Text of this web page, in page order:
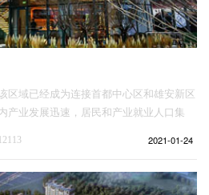
区域已经成为连接首都中心区和雄安新区
产业发展迅速，居民和产业就业人口集
载不了周边居民的需求。JERDE坚持 “场
计理念，结合该区域高频日常生活需求，
质和精神的需求的前提下，从“城市更
2021-01-24